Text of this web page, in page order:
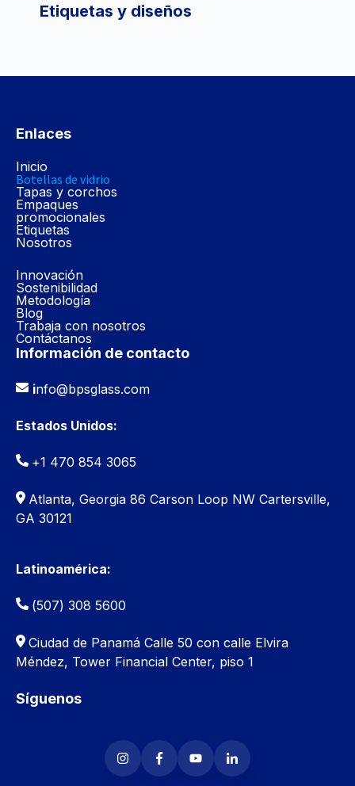
Etiquetas y diseños
Enlaces
Inicio
Botellas de vidrio
Tapas y corchos
Empaques
promocionales
Etiquetas
Nosotros
Innovación
Sostenibilidad
Metodología
Blog
Trabaja con nosotros
Contáctanos
Información de contacto
info@bpsglass.com
Estados Unidos:
+1 470 854 3065
Atlanta, Georgia 86 Carson Loop NW Cartersville,
GA 30121
Latinoamérica:
(507) 308 5600
Ciudad de Panamá Calle 50 con calle Elvira
Méndez, Tower Financial Center, piso 1
Síguenos